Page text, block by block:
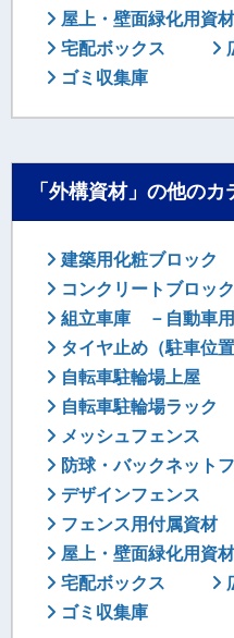
屋上・壁面緑化用資材
宅配ボックス
ゴミ収集庫
「外構資材」の他のカ
建築用化粧ブロック
コンクリートブロッ
組立車庫 －自動車用
タイヤ止め（駐車位置
自転車駐輪場上屋
自転車駐輪場ラック
メッシュフェンス
防球・バックネット
デザインフェンス
フェンス用付属資材
屋上・壁面緑化用資材
宅配ボックス
ゴミ収集庫